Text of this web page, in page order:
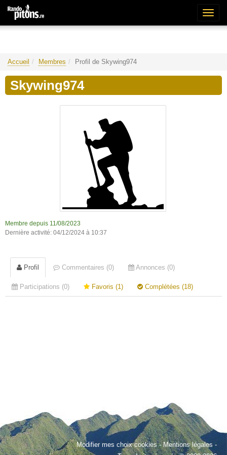
Accueil Membres Profil de Skywing974
Skywing974
Membre depuis 11/08/2023
Dernière activité: 04/12/2024 à 10:37
Profil Commentaires (0) Annonces (0)
Participations (0) Favoris (1) Complétées (18)
Modifier mes choix cookies-Mentions légales -